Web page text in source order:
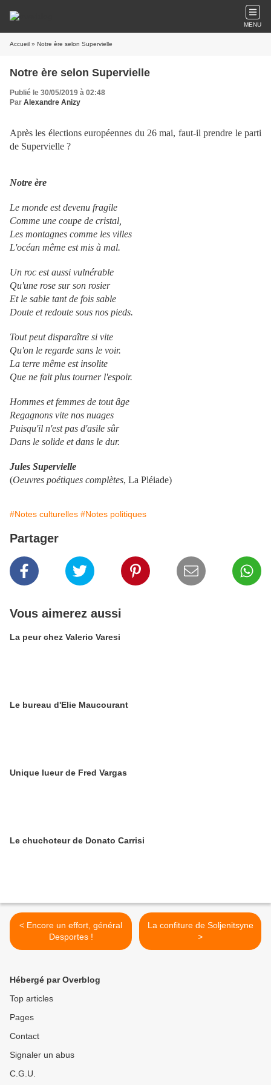
MENU
Accueil » Notre ère selon Supervielle
Notre ère selon Supervielle
Publié le 30/05/2019 à 02:48
Par Alexandre Anizy
Après les élections européennes du 26 mai, faut-il prendre le parti
de Supervielle ?
Notre ère
Le monde est devenu fragile
Comme une coupe de cristal,
Les montagnes comme les villes
L'océan même est mis à mal.
Un roc est aussi vulnérable
Qu'une rose sur son rosier
Et le sable tant de fois sable
Doute et redoute sous nos pieds.
Tout peut disparaître si vite
Qu'on le regarde sans le voir.
La terre même est insolite
Que ne fait plus tourner l'espoir.
Hommes et femmes de tout âge
Regagnons vite nos nuages
Puisqu'il n'est pas d'asile sûr
Dans le solide et dans le dur.
Jules Supervielle
(Oeuvres poétiques complètes, La Pléiade)
#Notes culturelles #Notes politiques
Partager
Vous aimerez aussi
La peur chez Valerio Varesi
Le bureau d'Elie Maucourant
Unique lueur de Fred Vargas
Le chuchoteur de Donato Carrisi
< Encore un effort, général
Desportes !
La confiture de Soljenitsyne
>
Hébergé par Overblog
Top articles
Pages
Contact
Signaler un abus
C.G.U.